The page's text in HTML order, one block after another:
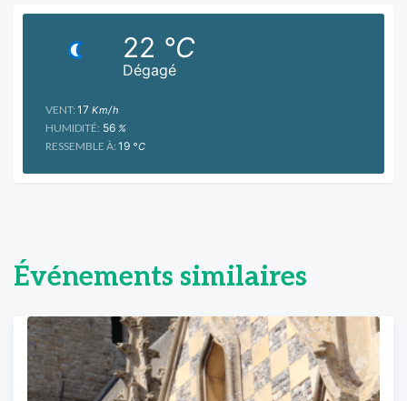
Dégagé
22 °C
VENT: 17 Km/h
HUMIDITÉ: 56 %
RESSEMBLE À: 19 °C
Événements similaires